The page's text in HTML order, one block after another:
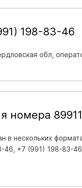
198-83-46
обл ,
номера
нескольких
+7 (991) 198-83-